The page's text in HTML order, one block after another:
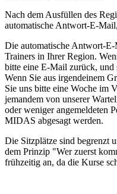
Nach dem Ausfüllen des
automatische Antwort-E-
Die automatische Antwort-
Trainers in Ihrer Region.
bitte eine E-Mail zurück, und
Wenn Sie aus irgendeinem
Sie uns bitte eine Woche im
jemandem von unserer
oder weniger angemeldeten
MIDAS abgesagt werden.
Die Sitzplätze sind begrenzt
dem Prinzip "Wer zuerst
frühzeitig an, da die Kurse